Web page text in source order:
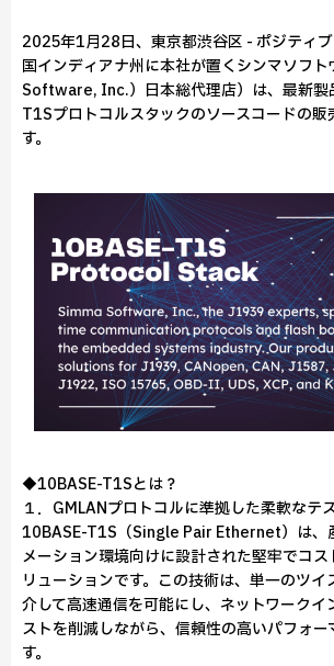
2025年1月28日、東京都渋谷区 - ポジティ
国インディアナ州に本社が置くシンマソフ
Software, Inc.）日本総代理店）は、最新製
T1Sプロトコルスタックのソースコードの販
す。
◆10BASE-T1Sとは？
１．GMLANプロトコルに準拠した柔軟なテ
10BASE-T1S（Single Pair Ethernet）は、
メーション環境向けに設計された堅牢でコ
リューションです。この技術は、単一のツイ
介して高速通信を可能にし、ネットワークイ
ストを削減しながら、信頼性の高いパフォー
す。